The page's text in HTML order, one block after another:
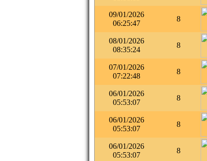
09/01/2026
06:25:47
8
08/01/2026
08:35:24
8
07/01/2026
07:22:48
8
06/01/2026
05:53:07
8
06/01/2026
05:53:07
8
06/01/2026
05:53:07
8